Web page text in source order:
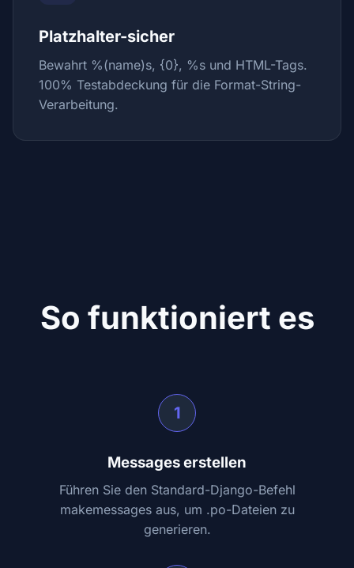
Platzhalter-sicher
Bewahrt %(name)s, {0}, %s und HTML-Tags.
100% Testabdeckung für die Format-String-
Verarbeitung.
So funktioniert es
1
Messages erstellen
Führen Sie den Standard-Django-Befehl
makemessages aus, um .po-Dateien zu
generieren.